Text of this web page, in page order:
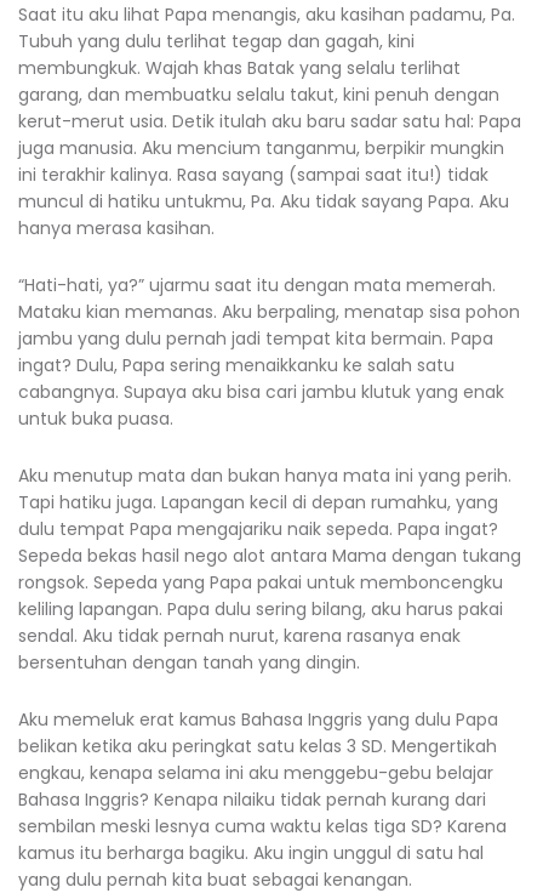
Saat itu aku lihat Papa menangis, aku kasihan padamu, Pa.
Tubuh yang dulu terlihat tegap dan gagah, kini
membungkuk. Wajah khas Batak yang selalu terlihat
garang, dan membuatku selalu takut, kini penuh dengan
kerut-merut usia. Detik itulah aku baru sadar satu hal: Papa
juga manusia. Aku mencium tanganmu, berpikir mungkin
ini terakhir kalinya. Rasa sayang (sampai saat itu!) tidak
muncul di hatiku untukmu, Pa. Aku tidak sayang Papa. Aku
hanya merasa kasihan.
“Hati-hati, ya?” ujarmu saat itu dengan mata memerah.
Mataku kian memanas. Aku berpaling, menatap sisa pohon
jambu yang dulu pernah jadi tempat kita bermain. Papa
ingat? Dulu, Papa sering menaikkanku ke salah satu
cabangnya. Supaya aku bisa cari jambu klutuk yang enak
untuk buka puasa.
Aku menutup mata dan bukan hanya mata ini yang perih.
Tapi hatiku juga. Lapangan kecil di depan rumahku, yang
dulu tempat Papa mengajariku naik sepeda. Papa ingat?
Sepeda bekas hasil nego alot antara Mama dengan tukang
rongsok. Sepeda yang Papa pakai untuk memboncengku
keliling lapangan. Papa dulu sering bilang, aku harus pakai
sendal. Aku tidak pernah nurut, karena rasanya enak
bersentuhan dengan tanah yang dingin.
Aku memeluk erat kamus Bahasa Inggris yang dulu Papa
belikan ketika aku peringkat satu kelas 3 SD. Mengertikah
engkau, kenapa selama ini aku menggebu-gebu belajar
Bahasa Inggris? Kenapa nilaiku tidak pernah kurang dari
sembilan meski lesnya cuma waktu kelas tiga SD? Karena
kamus itu berharga bagiku. Aku ingin unggul di satu hal
yang dulu pernah kita buat sebagai kenangan.